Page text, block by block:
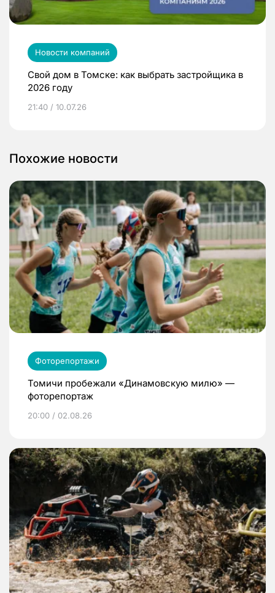
Новости компаний
Свой дом в Томске: как выбрать застройщика в
2026 году
21:40 / 10.07.26
Похожие новости
Фоторепортажи
Томичи пробежали «Динамовскую милю» —
фоторепортаж
20:00 / 02.08.26